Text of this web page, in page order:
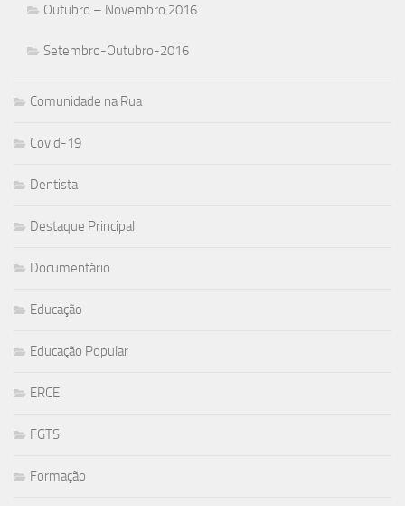
Outubro – Novembro 2016
Setembro-Outubro-2016
Comunidade na Rua
Covid-19
Dentista
Destaque Principal
Documentário
Educação
Educação Popular
ERCE
FGTS
Formação